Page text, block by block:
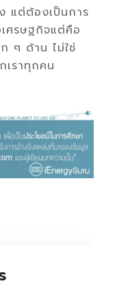
แต่ต้องเป็นการ
ศรษฐกิจแต่คือ
ๆ ด้าน ไม่ใช่
เราทุกคน